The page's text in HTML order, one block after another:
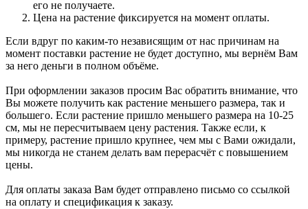
его не получаете.
Цена на растение фиксируется на момент оплаты.
Если вдруг по каким-то независящим от нас причинам на
момент поставки растение не будет доступно, мы вернём Вам
за него деньги в полном объёме.
При оформлении заказов просим Вас обратить внимание, что
Вы можете получить как растение меньшего размера, так и
большего. Если растение пришло меньшего размера на 10-25
см, мы не пересчитываем цену растения. Также если, к
примеру, растение пришло крупнее, чем мы с Вами ожидали,
мы никогда не станем делать вам перерасчёт с повышением
цены.
Для оплаты заказа Вам будет отправлено письмо со ссылкой
на оплату и спецификация к заказу.